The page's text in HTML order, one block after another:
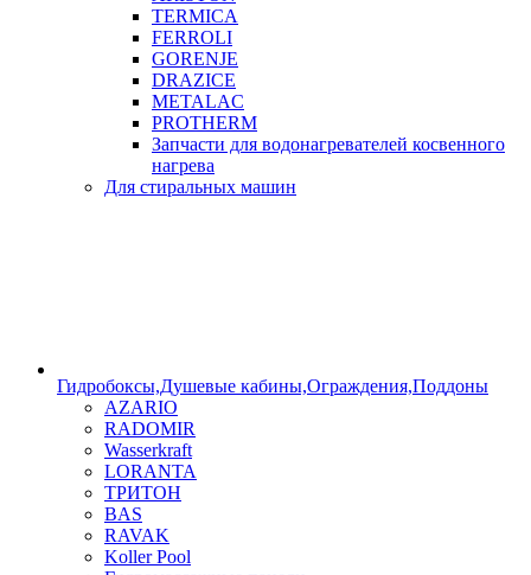
TERMICA
FERROLI
GORENJE
DRAZICE
METALAC
PROTHERM
Запчасти для водонагревателей косвенного
нагрева
Для стиральных машин
Гидробоксы,Душевые кабины,Ограждения,Поддоны
AZARIO
RADOMIR
Wasserkraft
LORANTA
ТРИТОН
BAS
RAVAK
Koller Pool